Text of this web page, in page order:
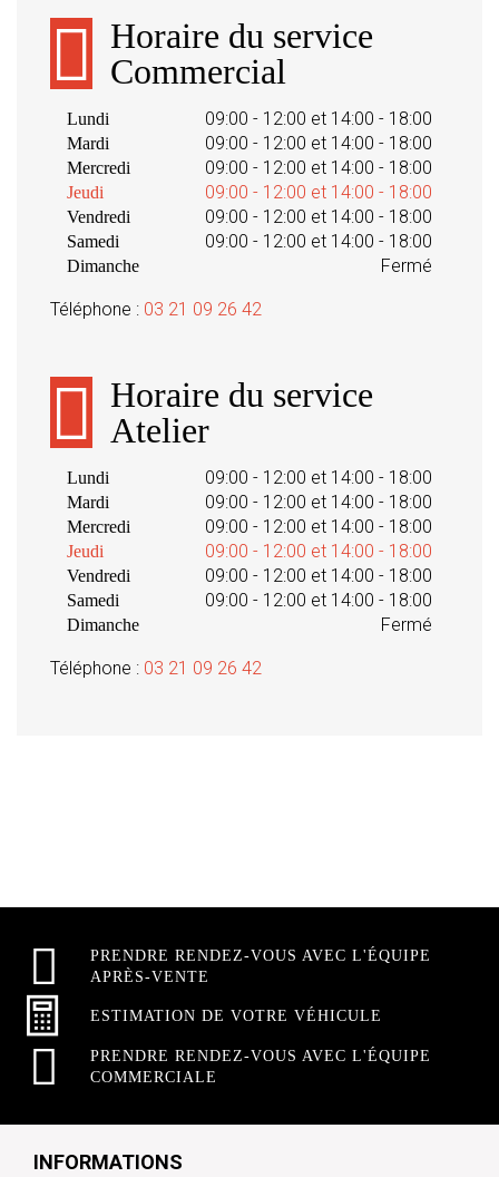
Horaire du service
Commercial
Lundi 09:00 - 12:00 et 14:00 - 18:00
Mardi 09:00 - 12:00 et 14:00 - 18:00
Mercredi 09:00 - 12:00 et 14:00 - 18:00
Jeudi 09:00 - 12:00 et 14:00 - 18:00
Vendredi 09:00 - 12:00 et 14:00 - 18:00
Samedi 09:00 - 12:00 et 14:00 - 18:00
Dimanche Fermé
Téléphone : 03 21 09 26 42
Horaire du service
Atelier
Lundi 09:00 - 12:00 et 14:00 - 18:00
Mardi 09:00 - 12:00 et 14:00 - 18:00
Mercredi 09:00 - 12:00 et 14:00 - 18:00
Jeudi 09:00 - 12:00 et 14:00 - 18:00
Vendredi 09:00 - 12:00 et 14:00 - 18:00
Samedi 09:00 - 12:00 et 14:00 - 18:00
Dimanche Fermé
Téléphone : 03 21 09 26 42
PRENDRE RENDEZ-VOUS AVEC L'ÉQUIPE
APRÈS-VENTE
ESTIMATION DE VOTRE VÉHICULE
PRENDRE RENDEZ-VOUS AVEC L'ÉQUIPE
COMMERCIALE
INFORMATIONS